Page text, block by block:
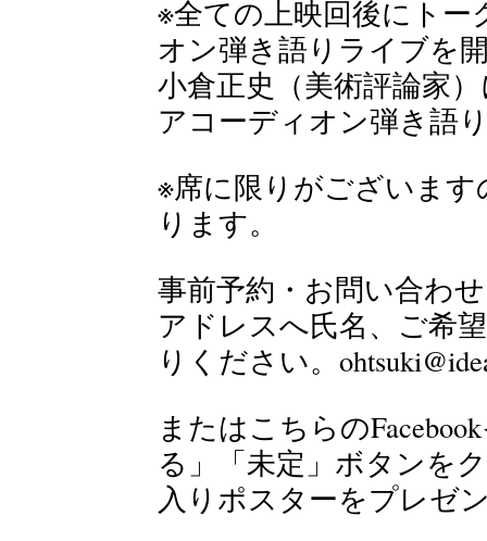
※全ての上映回後にト
オン弾き語りライブを
小倉正史（美術評論家
アコーディオン弾き語
※席に限りがございま
ります。
事前予約・お問い合わ
アドレスへ氏名、ご希
りください。
またはこちらの
る」「未定」ボタンを
入りポスターをプレゼ